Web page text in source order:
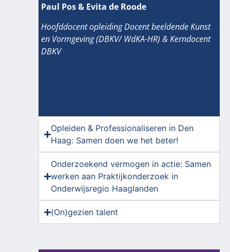
Paul Pos & Evita de Roode
Hoofddocent opleiding Docent beeldende Kunst
en Vormgeving (DBKV/ WdKA-HR) & Kerndocent
DBKV
Opleiden & Professionaliseren in Den
Haag: Samen doen we het beter!
Onderzoekend vermogen in actie: Samen
werken aan Praktijkonderzoek in
Onderwijsregio Haaglanden
(On)gezien talent